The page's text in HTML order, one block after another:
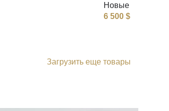
Новые
6 500 $
Загрузить еще товары